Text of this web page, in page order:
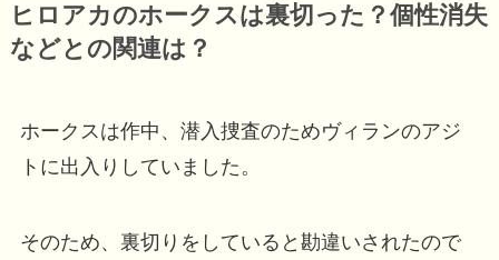
ヒロアカのホークスは裏切った？個性消失
などとの関連は？
ホークスは作中、潜入捜査のためヴィランのアジ
トに出入りしていました。
そのため、裏切りをしていると勘違いされたので